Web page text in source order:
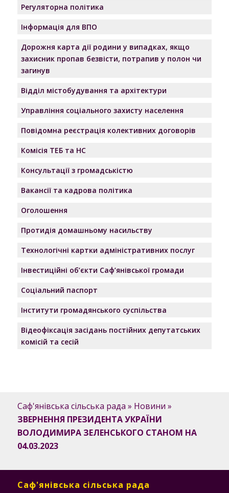
Регуляторна політика
Інформація для ВПО
Дорожня карта дії родини у випадках, якщо
захисник пропав безвісти, потрапив у полон чи
загинув
Відділ містобудування та архітектури
Управління соціального захисту населення
Повідомна реєстрація колективних договорів
Комісія ТЕБ та НС
Консультації з громадськістю
Вакансії та кадрова політика
Оголошення
Протидія домашньому насильству
Технологічні картки адміністративних послуг
Інвестиційні об’єкти Саф’янівської громади
Соціальний паспорт
Інститути громадянського суспільства
Відеофіксація засідань постійних депутатських
комісій та сесій
Саф'янівська сільська рада » Новини »
ЗВЕРНЕННЯ ПРЕЗИДЕНТА УКРАЇНИ
ВОЛОДИМИРА ЗЕЛЕНСЬКОГО СТАНОМ НА
04.03.2023
Саф'янівська сільська рада